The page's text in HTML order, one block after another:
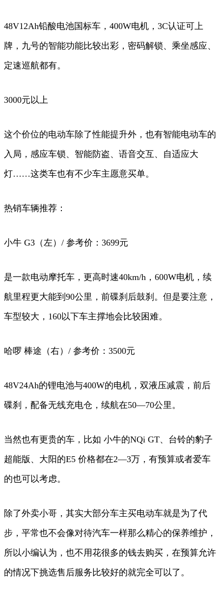
48V12Ah铅酸电池国标车，400W电机，3C认证可上
牌，九号的智能功能比较出彩，密码解锁、乘坐感应、
定速巡航都有。
3000元以上
这个价位的电动车除了性能提升外，也有智能电动车的
入局，感应车锁、智能防盗、语音交互、自适应大
灯……这类车也有不少车主愿意买单。
热销车辆推荐：
小牛 G3（左）/ 参考价：3699元
是一款电动摩托车，更高时速40km/h，600W电机，续
航里程更大能到90公里，前碟刹后鼓刹。但是要注意，
车型较大，160以下车主撑地会比较困难。
哈啰 棒途（右）/ 参考价：3500元
48V24Ah的锂电池与400W的电机，双液压减震，前后
碟刹，配备无线充电仓，续航在50—70公里。
当然也有更贵的车，比如 小牛的NQi GT、台铃的豹子
超能版、大阳的E5 价格都在2—3万，有预算或者爱车
的也可以考虑。
除了外卖小哥，其实大部分车主买电动车就是为了代
步，平常也不会像对待汽车一样那么精心的保养维护，
所以小编认为，也不用花很多的钱去购买，在预算允许
的情况下挑选售后服务比较好的就完全可以了。